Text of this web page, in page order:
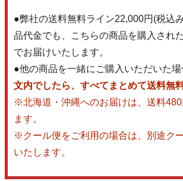
●弊社の送料無料ライン22,000円(税込
品代金でも、こちらの商品を購入された
でお届けいたします。
●他の商品を一緒にご購入いただいた場
文内でしたら、すべてまとめて送料無
※北海道・沖縄へのお届けは、送料
ます。
※クール便をご利用の場合は、別途ク
いたします。